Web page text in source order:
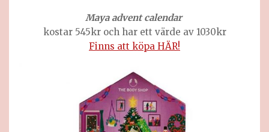
Maya advent calendar
kostar 545kr och har ett värde av 1030kr
Finns att köpa HÄR!